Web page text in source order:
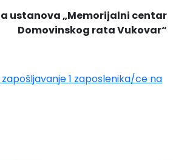
ustanova„Memorijalni centar
Domovinskog rata Vukovar“
1 zaposlenika/ce na